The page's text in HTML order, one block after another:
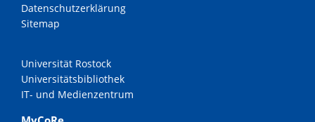
Datenschutzerklärung
Sitemap
Universität Rostock
Universitätsbibliothek
IT- und Medienzentrum